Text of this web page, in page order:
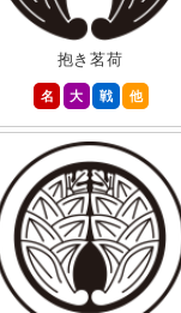
抱き茗荷
名
大 戦 他